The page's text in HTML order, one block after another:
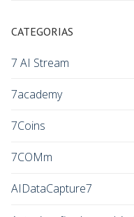
CATEGORIAS
7 AI Stream
7academy
7Coins
7COMm
AIDataCapture7